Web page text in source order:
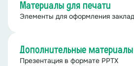
Материалы для печати
Элементы для оформления
Дополнительные материалы
Презентация в формате PPTX